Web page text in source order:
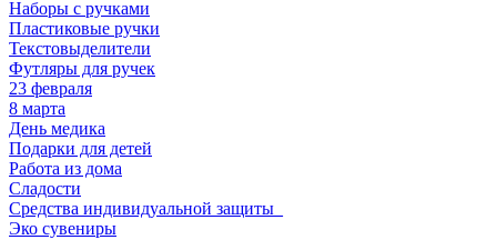
Наборы с ручками
Пластиковые ручки
Текстовыделители
Футляры для ручек
23 февраля
8 марта
День медика
Подарки для детей
Работа из дома
Сладости
Средства индивидуальной защиты_
Эко сувениры